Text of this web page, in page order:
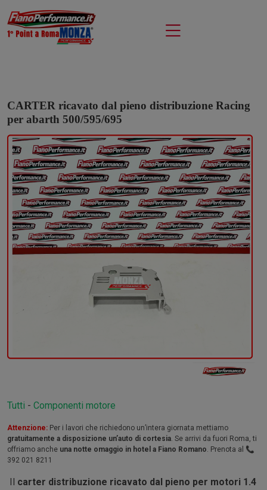
CARTER ricavato dal pieno distribuzione Racing
per abarth 500/595/695
Tutti - Componenti motore
Attenzione: Per i lavori che richiedono un’intera giornata mettiamo
gratuitamente a disposizione un’auto di cortesia. Se arrivi da fuori Roma, ti
offriamo anche una notte omaggio in hotel a Fiano Romano. Prenota al 📞
392 021 8211
Il carter distribuzione ricavato dal pieno per motori 1.4